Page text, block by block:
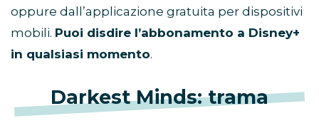
oppure dall’applicazione gratuita per dispositivi
mobili. Puoi disdire l’abbonamento a Disney+
in qualsiasi momento.
Darkest Minds: trama